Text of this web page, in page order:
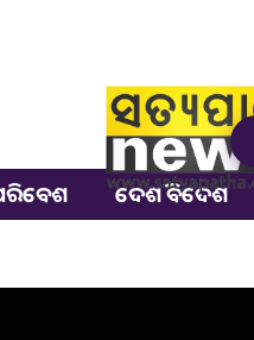
ଦେଶ ବିଦେଶ